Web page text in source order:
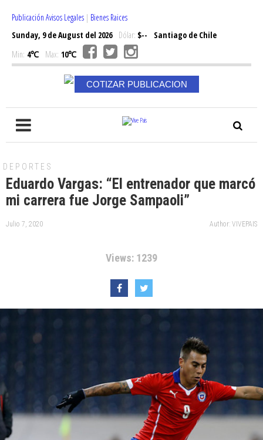
Publicación Avisos Legales | Bienes Raices
Sunday, 9 de August del 2026Dólar: $--
Santiago de Chile
Min: 4℃ Max: 10℃
COTIZAR PUBLICACION
DEPORTES
Eduardo Vargas: “El entrenador que marcó
mi carrera fue Jorge Sampaoli”
Julio 7, 2020 Author: VIVEPAIS
Views: 1239